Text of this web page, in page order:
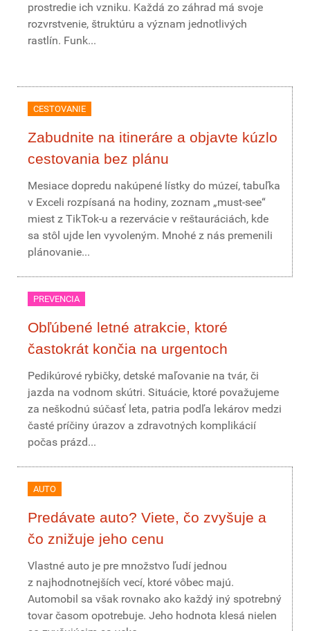
prostredie ich vzniku. Každá zo záhrad má svoje
rozvrstvenie, štruktúru a význam jednotlivých
rastlín. Funk...
CESTOVANIE
Zabudnite na itineráre a objavte kúzlo
cestovania bez plánu
Mesiace dopredu nakúpené lístky do múzeí, tabuľka
v Exceli rozpísaná na hodiny, zoznam „must-see“
miest z TikTok-u a rezervácie v reštauráciách, kde
sa stôl ujde len vyvoleným. Mnohé z nás premenili
plánovanie...
PREVENCIA
Obľúbené letné atrakcie, ktoré
častokrát končia na urgentoch
Pedikúrové rybičky, detské maľovanie na tvár, či
jazda na vodnom skútri. Situácie, ktoré považujeme
za neškodnú súčasť leta, patria podľa lekárov medzi
časté príčiny úrazov a zdravotných komplikácií
počas prázd...
AUTO
Predávate auto? Viete, čo zvyšuje a
čo znižuje jeho cenu
Vlastné auto je pre množstvo ľudí jednou
z najhodnotnejších vecí, ktoré vôbec majú.
Automobil sa však rovnako ako každý iný spotrebný
tovar časom opotrebuje. Jeho hodnota klesá nielen